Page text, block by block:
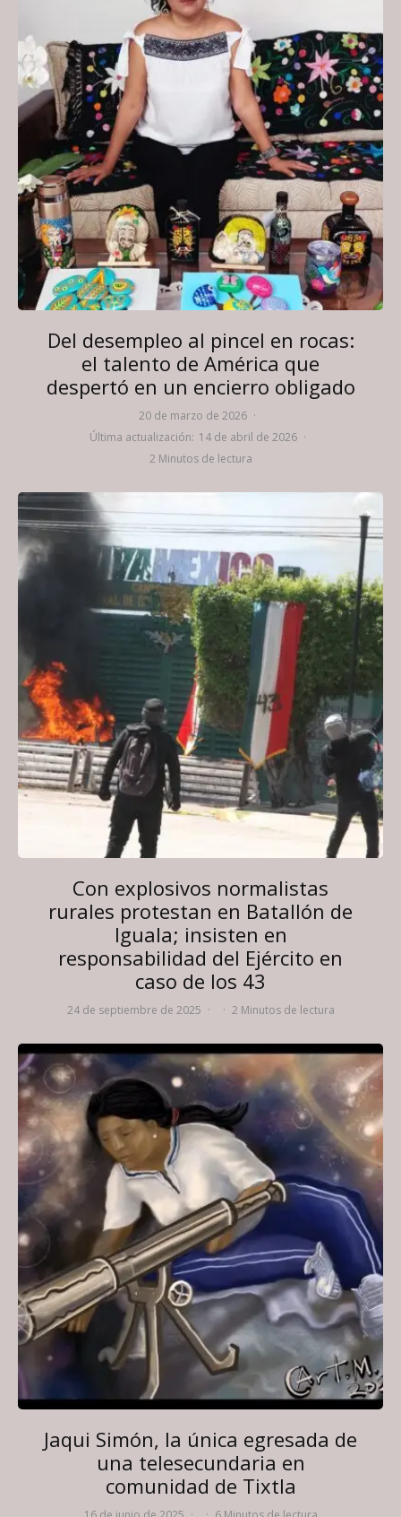
Del desempleo al pincel en rocas:
el talento de América que
despertó en un encierro obligado
20 de marzo de 2026 ·
Última actualización: 14 de abril de 2026 ·
2 Minutos de lectura
Con explosivos normalistas
rurales protestan en Batallón de
Iguala; insisten en
responsabilidad del Ejército en
caso de los 43
24 de septiembre de 2025 · · 2 Minutos de lectura
Jaqui Simón, la única egresada de
una telesecundaria en
comunidad de Tixtla